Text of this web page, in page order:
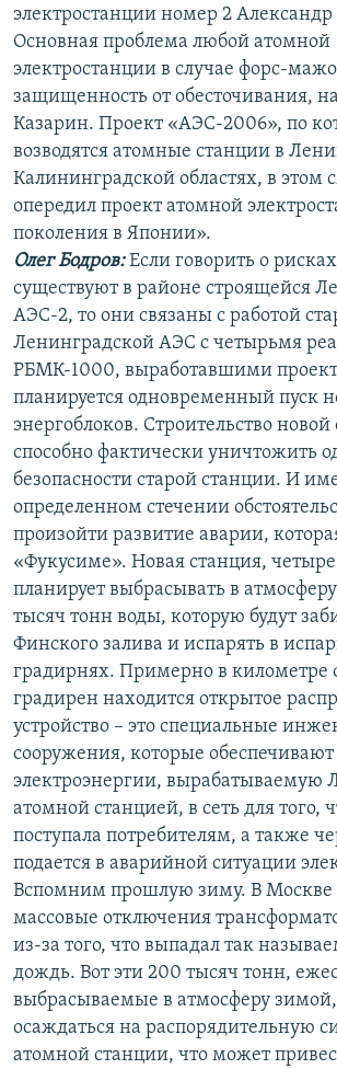
электростанции номер 2
Основная проблема любой атомной
электростанции в случае форс-
защищенность от обесточивания,
Казарин. Проект «АЭС-2006», по
возводятся атомные станции в
Калининградской областях, в этом
опередил проект атомной
поколения в Японии».
Олег Бодров:Если говорить о
существуют в районе строящейся
АЭС-2, то они связаны с работой
Ленинградской АЭС с четырьмя
РБМК-1000, выработавшими
планируется одновременный пуск
энергоблоков. Строительство
способно фактически уничтожить
безопасности старой станции. И
определенном стечении
произойти развитие аварии,
«Фукусиме». Новая станция, четыре
планирует выбрасывать в
тысяч тонн воды, которую будут
Финского залива и испарять в
градирнях. Примерно в километре
градирен находится открытое
устройство – это специальные
сооружения, которые обеспечивают
электроэнергии, вырабатываемую
атомной станцией, в сеть для того,
поступала потребителям, а также
подается в аварийной ситуации
Вспомним прошлую зиму. В
массовые отключения
из-за того, что выпадал так
дождь. Вот эти 200 тысяч тонн,
выбрасываемые в атмосферу
осаждаться на распорядительную
атомной станции, что может